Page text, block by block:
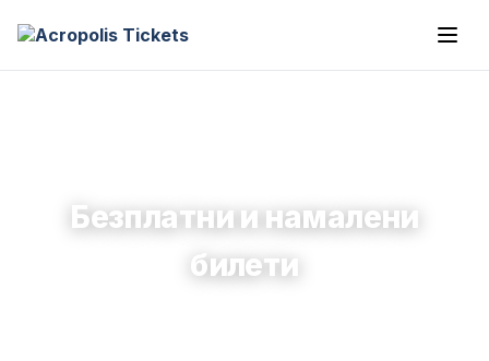
Безплатни и намалени
билети